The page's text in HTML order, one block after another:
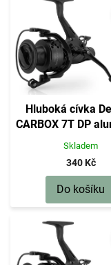
Hluboká cívka
CARBOX 7T DP
Skladem
340 Kč
Do košíku